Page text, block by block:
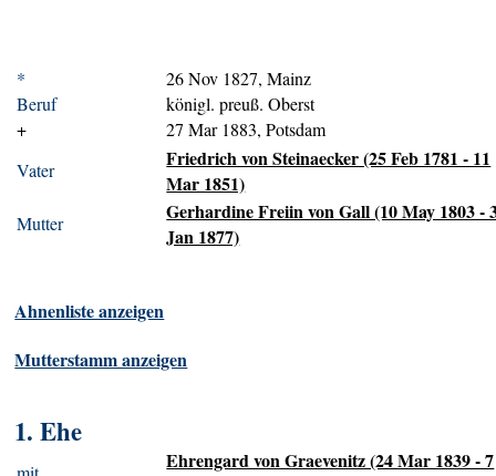
*
26 Nov 1827, Mainz
Beruf
königl. preuß. Oberst
+
27 Mar 1883, Potsdam
Vater
Friedrich von Steinaecker (25 Feb 1781 - 11
Mar 1851)
Mutter
Gerhardine Freiin von Gall (10 May 1803 -
Jan 1877)
Ahnenliste anzeigen
Mutterstamm anzeigen
1. Ehe
Ehrengard von Graevenitz (24 Mar 1839 - 7